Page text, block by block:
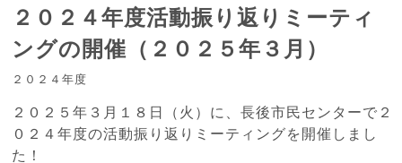
２０２４年度活動振り返りミーティ
ングの開催（２０２５年３月）
２０２４年度
２０２５年３月１８日（火）に、長後市民センターで２
０２４年度の活動振り返りミーティングを開催しまし
た！